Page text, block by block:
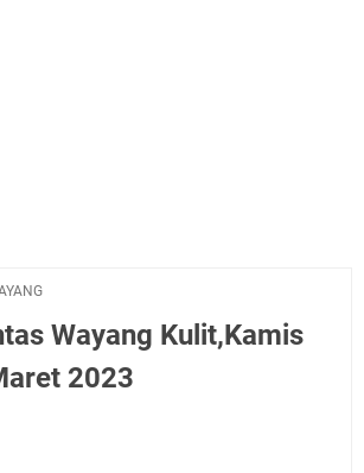
Wayang Kulit,Kamis
2023